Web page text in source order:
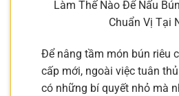
Làm Thế Nào Để Nấu
Chuẩn Vị Tại
Để nâng tầm món bún riêu
cấp mới, ngoài việc tuân
có những bí quyết nhỏ mà